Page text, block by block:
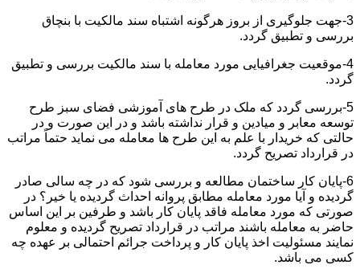
3-جهت جلوگیری از بروز هرگونه اشتباه سند مالکیت با بنچاق
بررسی و تطبیق گردد.
4-موقعیت جغرافیایی مورد معامله با سند مالکیت بررسی و تطبیق
گردد.
5-بررسی گردد که ملک در طرح های آموزشی فضای سبز طرح
توسعه معابر و میادین و قرار نداشته باشد و در این صورت و در
حالتی که خریدار با علم به این طرح ها معامله می نماید حتماً مراتب
در قرارداد تصریح گردد.
6-پایان کار ساختمان مطالعه و بررسی شود که در چه سالی صادر
گردیده و آیا مورد معامله مطابق پروانه احداث گردیده یا خیر؟ در
صورتی که مورد معامله فاقد پایان کار باشد و طرفین بر این اساس
حاضر به معامله باشند مراتب در قرارداد تصریح گردیده و معلوم
نمایند مسئولیت اخذ پایان کار و پرداخت جرائم احتمالی بر عهده چه
کسی می باشد.